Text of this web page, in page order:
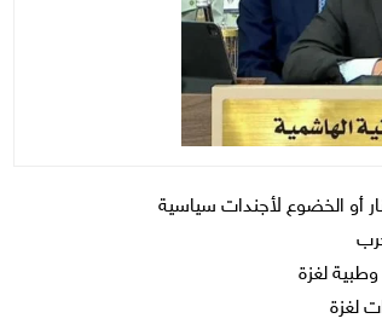
أو الخضوع لأجندات سياسية
لغزة